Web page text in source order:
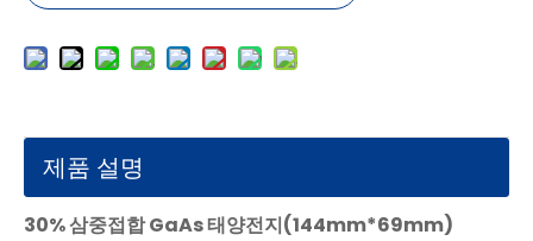
제품 설명
30% 삼중접합 GaAs 태양전지(144mm*69mm)